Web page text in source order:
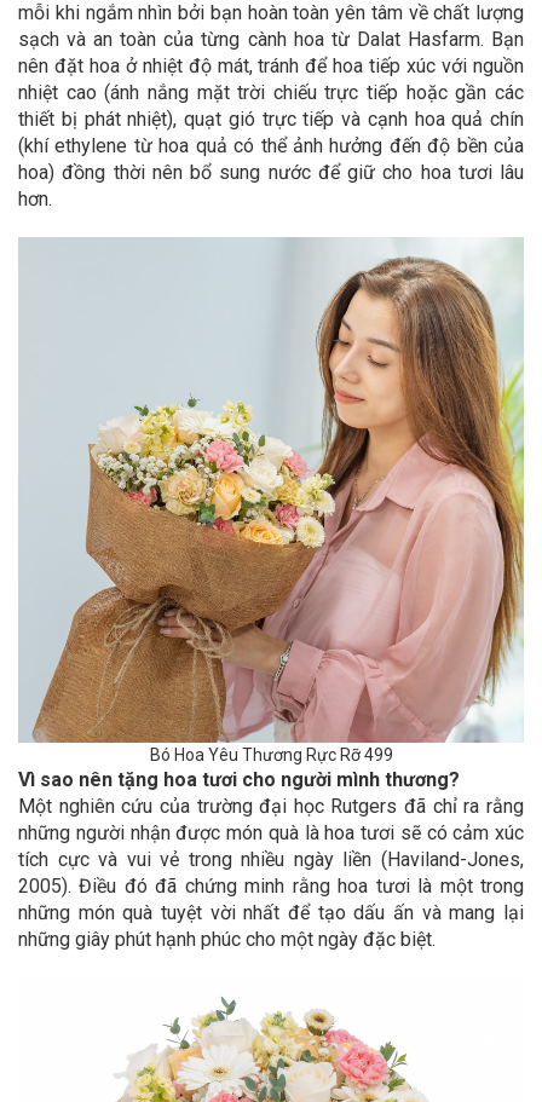
mỗi khi ngắm nhìn bởi bạn hoàn toàn yên tâm về chất lượng
sạch và an toàn của từng cành hoa từ Dalat Hasfarm. Bạn
nên đặt hoa ở nhiệt độ mát, tránh để hoa tiếp xúc với nguồn
nhiệt cao (ánh nắng mặt trời chiếu trực tiếp hoặc gần các
thiết bị phát nhiệt), quạt gió trực tiếp và cạnh hoa quả chín
(khí ethylene từ hoa quả có thể ảnh hưởng đến độ bền của
hoa) đồng thời nên bổ sung nước để giữ cho hoa tươi lâu
hơn.
Bó Hoa Yêu Thương Rực Rỡ 499
Vì sao nên tặng hoa tươi cho người mình thương?
Một nghiên cứu của trường đại học Rutgers đã chỉ ra rằng
những người nhận được món quà là hoa tươi sẽ có cảm xúc
tích cực và vui vẻ trong nhiều ngày liền (Haviland-Jones,
2005). Điều đó đã chứng minh rằng hoa tươi là một trong
những món quà tuyệt vời nhất để tạo dấu ấn và mang lại
những giây phút hạnh phúc cho một ngày đặc biệt.